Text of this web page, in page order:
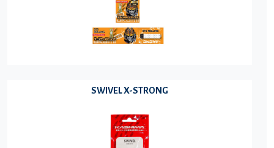
SWIVEL X-STRONG